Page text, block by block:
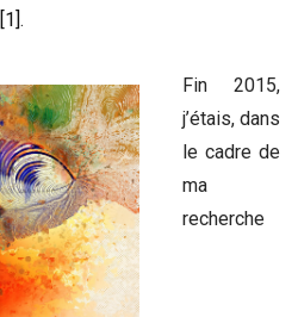
[1].
Fin 2015,
j’étais, dans
le cadre de
ma
recherche